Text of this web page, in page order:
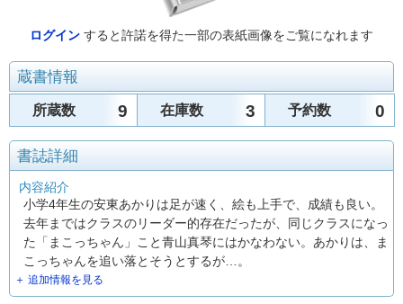
ログイン すると許諾を得た一部の表紙画像をご覧になれます
蔵書情報
所蔵数 9 在庫数 3 予約数 0
書誌詳細
内容紹介
小学4年生の安東あかりは足が速く、絵も上手で、成績も良い。
去年まではクラスのリーダー的存在だったが、同じクラスになっ
た「まこっちゃん」こと青山真琴にはかなわない。あかりは、ま
こっちゃんを追い落とそうとするが…。
＋ 追加情報を見る